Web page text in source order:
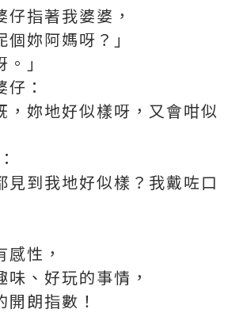
指著我婆婆，
妳阿媽呀？」
」
：
，妳地好似樣呀，又會咁似
見到我地好似樣？我戴咗口
性，
味、好玩的事情，
朗指數！